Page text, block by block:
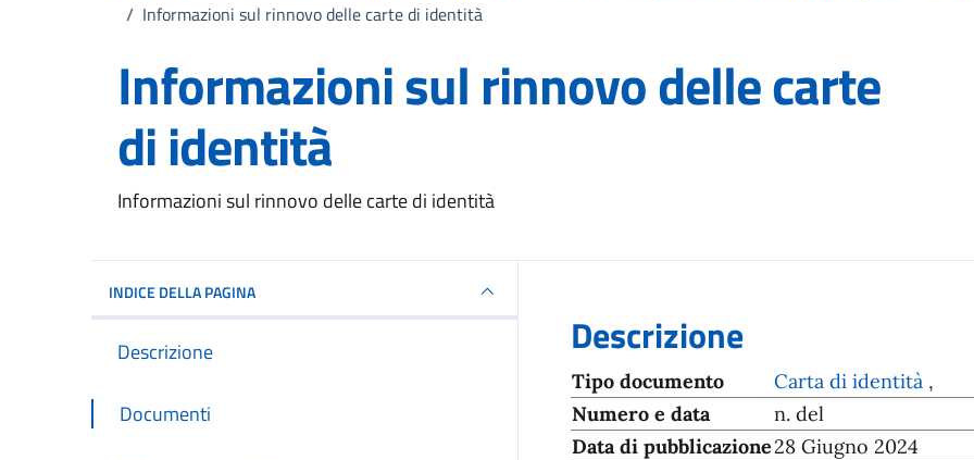
/ Informazioni sul rinnovo delle carte di identità
Informazioni sul rinnovo delle carte
di identità
Dettagli del documento
Informazioni sul rinnovo delle carte di identità
INDICE DELLA PAGINA
Descrizione
Documenti
Descrizione
Tipo documento Carta di identità ,
Numero e data
n. del
Data di pubblicazione28 Giugno 2024